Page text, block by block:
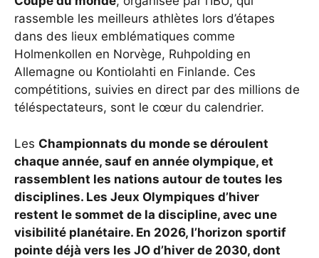
rassemble les meilleurs athlètes lors d’étapes
dans des lieux emblématiques comme
Holmenkollen en Norvège, Ruhpolding en
Allemagne ou Kontiolahti en Finlande. Ces
compétitions, suivies en direct par des millions de
téléspectateurs, sont le cœur du calendrier.
Les Championnats du monde se déroulent
chaque année, sauf en année olympique, et
rassemblent les nations autour de toutes les
disciplines. Les Jeux Olympiques d’hiver
restent le sommet de la discipline, avec une
visibilité planétaire. En 2026, l’horizon sportif
pointe déjà vers les JO d’hiver de 2030, dont